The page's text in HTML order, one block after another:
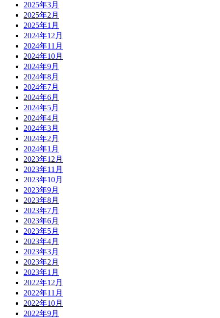
2025年3月
2025年2月
2025年1月
2024年12月
2024年11月
2024年10月
2024年9月
2024年8月
2024年7月
2024年6月
2024年5月
2024年4月
2024年3月
2024年2月
2024年1月
2023年12月
2023年11月
2023年10月
2023年9月
2023年8月
2023年7月
2023年6月
2023年5月
2023年4月
2023年3月
2023年2月
2023年1月
2022年12月
2022年11月
2022年10月
2022年9月